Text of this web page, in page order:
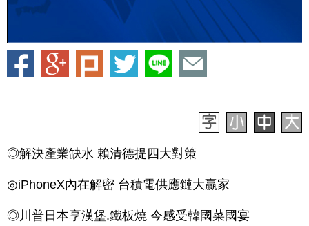
◎解決產業缺水 賴清德提四大對策
◎iPhoneX內在解密 台積電供應鏈大贏家
◎川普日本享漢堡.鐵板燒 今感受韓國菜國宴